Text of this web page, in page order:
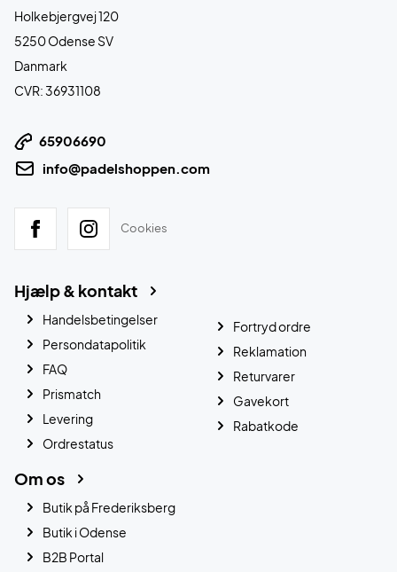
Holkebjergvej 120
5250 Odense SV
Danmark
CVR: 36931108
65906690
info@padelshoppen.com
Cookies
Hjælp & kontakt
Handelsbetingelser
Persondatapolitik
FAQ
Prismatch
Levering
Ordrestatus
Fortryd ordre
Reklamation
Returvarer
Gavekort
Rabatkode
Om os
Butik på Frederiksberg
Butik i Odense
B2B Portal